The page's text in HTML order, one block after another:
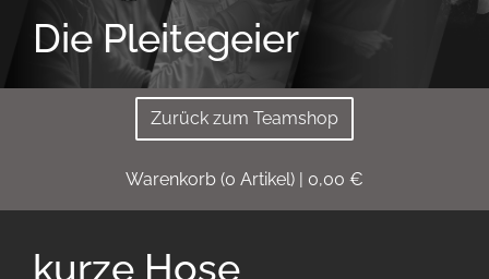
Die Pleitegeier
Zurück zum Teamshop
Warenkorb (0 Artikel) | 0,00 €
kurze Hose